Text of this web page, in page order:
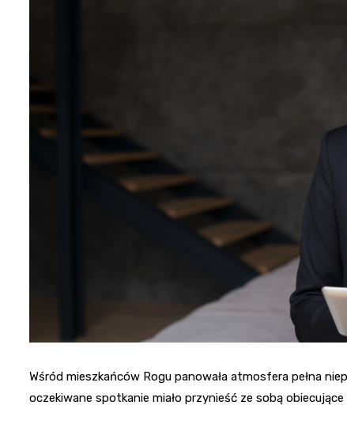
Wśród mieszkańców Rogu panowała atmosfera pełna
oczekiwane spotkanie miało przynieść ze sobą